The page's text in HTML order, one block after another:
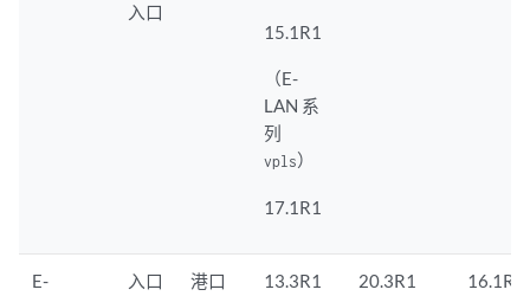
入口
15.1R1
（E-
LAN 系
列
vpls）
17.1R1
E-
入口 港口
13.3R1
20.3R1 16.1R1